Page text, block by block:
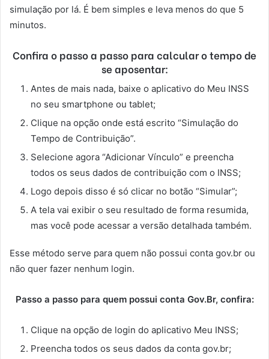
simulação por lá. É bem simples e leva menos do que 5
minutos.
Confira o passo a passo para calcular o tempo de
se aposentar:
Antes de mais nada, baixe o aplicativo do Meu INSS
no seu smartphone ou tablet;
Clique na opção onde está escrito “Simulação do
Tempo de Contribuição”.
Selecione agora “Adicionar Vínculo” e preencha
todos os seus dados de contribuição com o INSS;
Logo depois disso é só clicar no botão “Simular”;
A tela vai exibir o seu resultado de forma resumida,
mas você pode acessar a versão detalhada também.
Esse método serve para quem não possui conta gov.br ou
não quer fazer nenhum login.
Passo a passo para quem possui conta Gov.Br, confira:
Clique na opção de login do aplicativo Meu INSS;
Preencha todos os seus dados da conta gov.br;